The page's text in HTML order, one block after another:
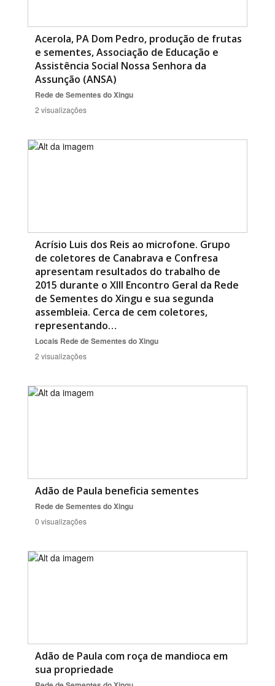
Acerola, PA Dom Pedro, produção de frutas
e sementes, Associação de Educação e
Assistência Social Nossa Senhora da
Assunção (ANSA)
Rede de Sementes do Xingu
2 visualizações
Acrísio Luis dos Reis ao microfone. Grupo
de coletores de Canabrava e Confresa
apresentam resultados do trabalho de
2015 durante o XIII Encontro Geral da Rede
de Sementes do Xingu e sua segunda
assembleia. Cerca de cem coletores,
representando…
Locais Rede de Sementes do Xingu
2 visualizações
Adão de Paula beneficia sementes
Rede de Sementes do Xingu
0 visualizações
Adão de Paula com roça de mandioca em
sua propriedade